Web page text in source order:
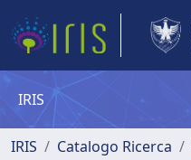
IRIS
IRIS Catalogo Ricerca